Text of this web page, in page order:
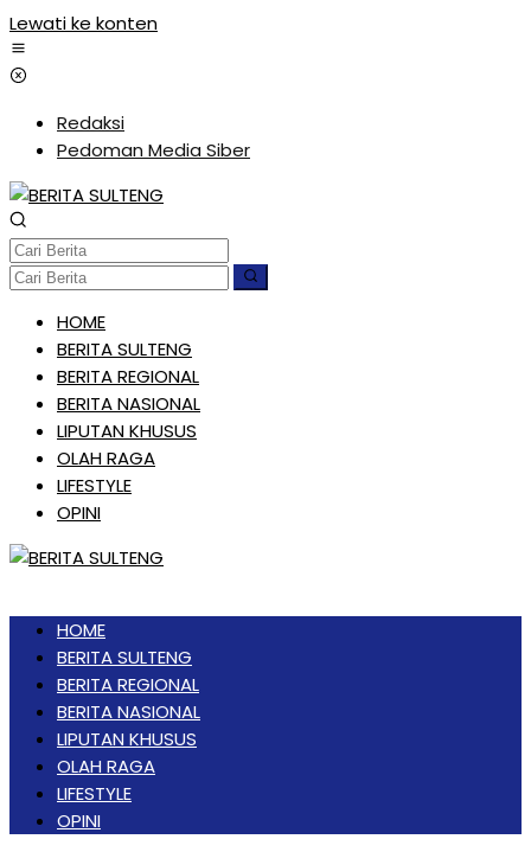
Lewati ke konten
Redaksi
Pedoman Media Siber
HOME
BERITA SULTENG
BERITA REGIONAL
BERITA NASIONAL
LIPUTAN KHUSUS
OLAH RAGA
LIFESTYLE
OPINI
HOME
BERITA SULTENG
BERITA REGIONAL
BERITA NASIONAL
LIPUTAN KHUSUS
OLAH RAGA
LIFESTYLE
OPINI